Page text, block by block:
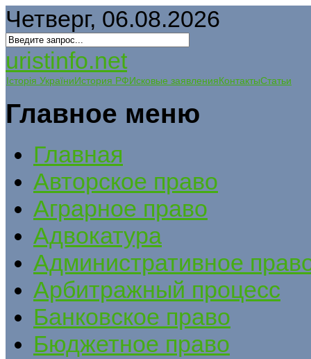
Четверг, 06.08.2026
uristinfo.net
Історія УкраїниИстория РФИсковые заявленияКонтактыСтатьи
Главное меню
Главная
Авторское право
Аграрное право
Адвокатура
Административное
Арбитражный процесс
Банковское право
Бюджетное право